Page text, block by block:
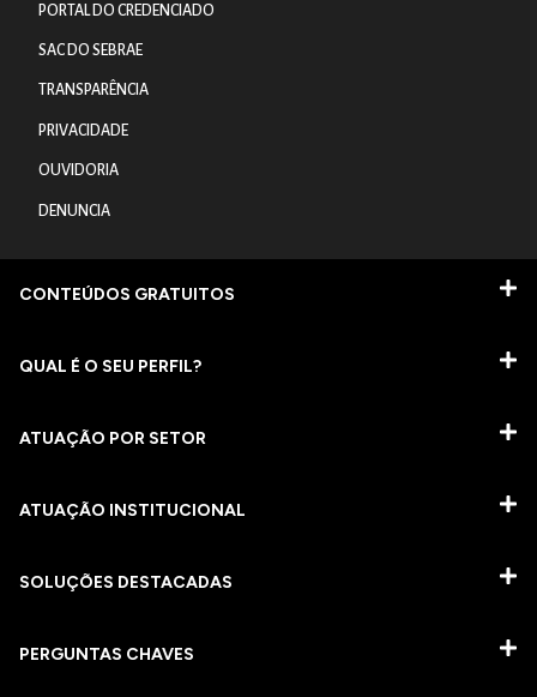
PORTAL DO CREDENCIADO
SAC DO SEBRAE
TRANSPARÊNCIA
PRIVACIDADE
OUVIDORIA
DENUNCIA
CONTEÚDOS GRATUITOS
QUAL É O SEU PERFIL?
ATUAÇÃO POR SETOR
ATUAÇÃO INSTITUCIONAL
SOLUÇÕES DESTACADAS
PERGUNTAS CHAVES​